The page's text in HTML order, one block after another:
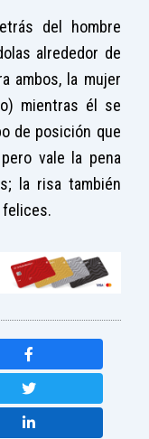
del hombre
alrededor de
ambos, la mujer
mientras él se
de posición que
vale la pena
la risa también
felices.